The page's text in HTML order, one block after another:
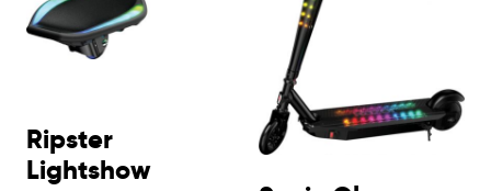
Ripster
Lightshow